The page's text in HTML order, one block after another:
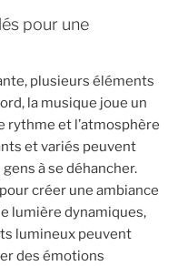
pour une
plusieurs éléments
la musique joue un
rythme et l’atmosphère
et variés peuvent
à se déhancher.
créer une ambiance
lumière dynamiques,
lumineux peuvent
des émotions